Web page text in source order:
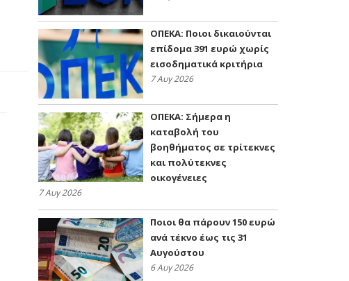
ΟΠΕΚΑ: Ποιοι δικαιούνται
επίδομα 391 ευρώ χωρίς
εισοδηματικά κριτήρια
7 Αυγ 2026
ΟΠΕΚΑ: Σήμερα η
καταβολή του
βοηθήματος σε τρίτεκνες
και πολύτεκνες
οικογένειες
7 Αυγ 2026
Ποιοι θα πάρουν 150 ευρώ
ανά τέκνο έως τις 31
Αυγούστου
6 Αυγ 2026